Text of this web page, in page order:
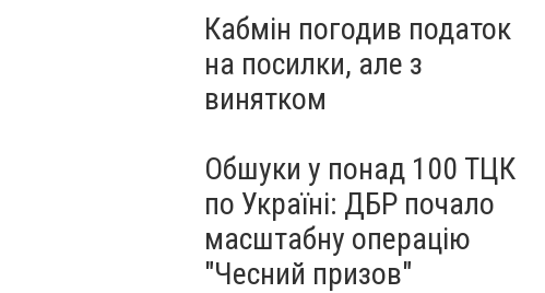
Кабмін погодив податок
на посилки, але з
винятком
Обшуки у понад 100 ТЦК
по Україні: ДБР почало
масштабну операцію
"Чесний призов"